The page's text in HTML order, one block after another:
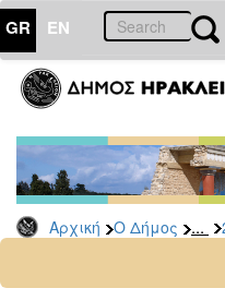
GR EN
Αρχική Ο Δήμος ...
ΔΗΜΟΣ
Δελτία
Τύπου
Αρχείο
2026